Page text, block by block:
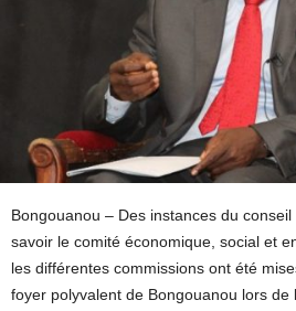
Bongouanou – Des instances du
savoir le comité économique, social et
les différentes commissions ont été
foyer polyvalent de Bongouanou lors de